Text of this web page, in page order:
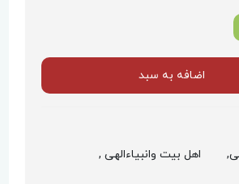
اضافه به سبد
اهل بیت وانبیاءالهی ,